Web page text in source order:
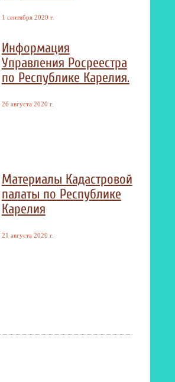
1 сентября 2020 г.
Информация
Управления Росреестра
по Республике Карелия.
26 августа 2020 г.
Материалы Кадастровой
палаты по Республике
Карелия
21 августа 2020 г.